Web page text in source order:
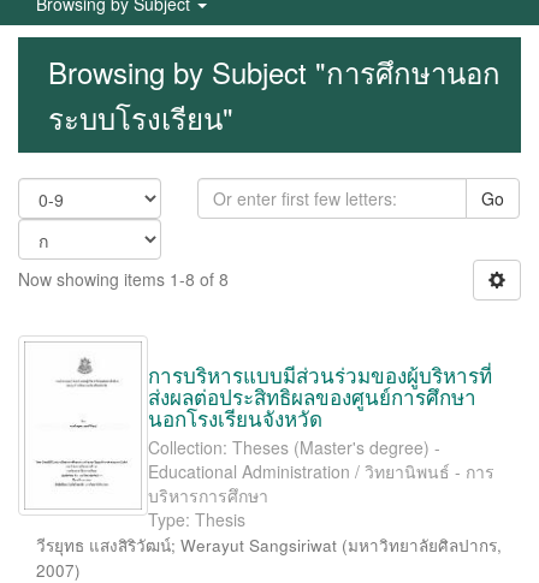
Browsing by Subject "การศึกษานอก
ระบบโรงเรียน"
Go
Now showing items 1-8 of 8
การบริหารแบบมีส่วนร่วมของผู้บริหารที่
ส่งผลต่อประสิทธิผลของศูนย์การศึกษา
นอกโรงเรียนจังหวัด
Collection: Theses (Master's degree) -
Educational Administration / วิทยานิพนธ์ - การ
บริหารการศึกษา
Type: Thesis
วีรยุทธ แสงสิริวัฒน์; Werayut Sangsiriwat (มหาวิทยาลัยศิลปากร,
2007)